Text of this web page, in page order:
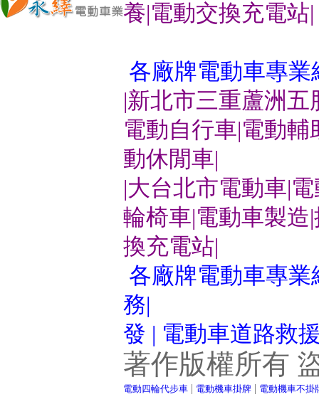
養|電動交換充電站|
各廠牌電動車專業
|新北市三重蘆洲
電動自行車|電動
動休閒車|
|大台北市電動車|
輪椅車|電動車製造
換充電站|
各廠牌電動車專
務|
發 | 電動車道路救
著作版權所有
電動四輪代步車 | 電動機車掛牌 | 電動機車不掛